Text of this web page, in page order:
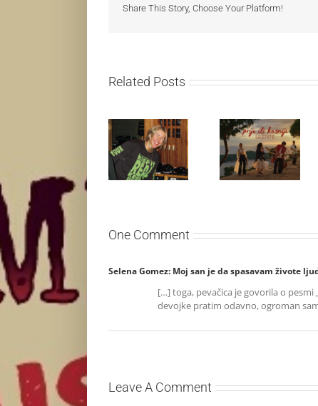
Share This Story, Choose Your Platform!
Related Posts
Ellie Goulding
otkriva nežniju
stranu novim
Silente
objavio novi
One Comment
Selena Gomez: Moj san je da spasavam živote
[…] toga, pevačica je govorila o pesmi
devojke pratim odavno, ogroman
Leave A Comment